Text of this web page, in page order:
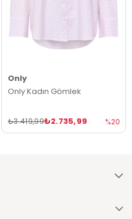
Only
Only Kadın Gömlek
₺2.735,99
₺3.419,99 %20